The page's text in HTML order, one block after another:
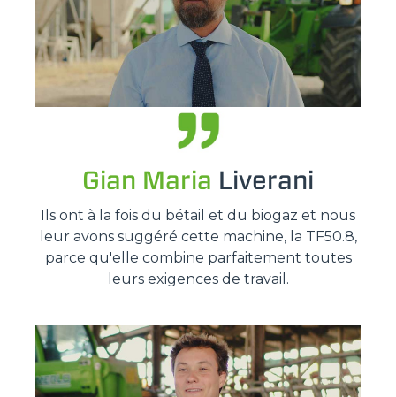
Gian Maria Liverani
Ils ont à la fois du bétail et du biogaz et nous
leur avons suggéré cette machine, la TF50.8,
parce qu'elle combine parfaitement toutes
leurs exigences de travail.